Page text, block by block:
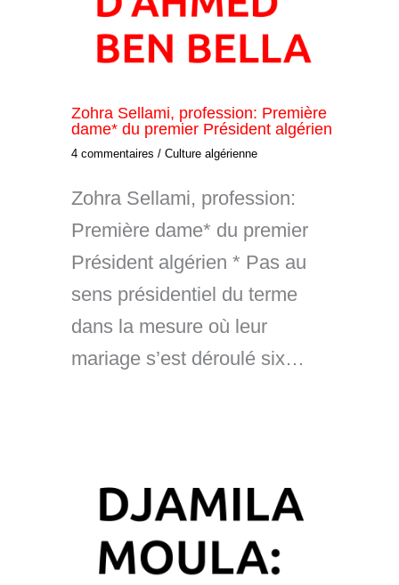
Zohra Sellami, profession: Première
dame* du premier Président algérien
4 commentaires / Culture algérienne
Zohra Sellami, profession:
Première dame* du premier
Président algérien * Pas au
sens présidentiel du terme
dans la mesure où leur
mariage s’est déroulé six…